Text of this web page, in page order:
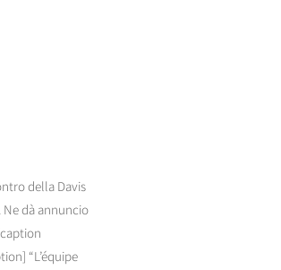
della Davis
dà annuncio
“L’équipe